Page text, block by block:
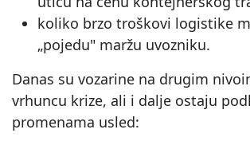
koliko brzo troškovi logistike
„pojedu" maržu uvozniku.
Danas su vozarine na drugim
vrhuncu krize, ali i dalje ostaju
promenama usled: